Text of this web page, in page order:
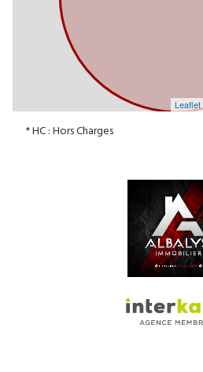
Leaflet
* HC : Hors Charges